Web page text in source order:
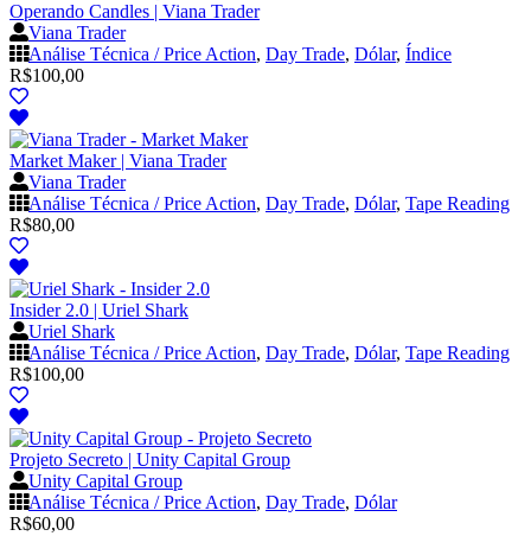
Operando Candles | Viana Trader
Viana Trader
Análise Técnica / Price Action, Day Trade, Dólar, Índice
R$100,00
Market Maker | Viana Trader
Viana Trader
Análise Técnica / Price Action, Day Trade, Dólar, Tape Reading
R$80,00
Insider 2.0 | Uriel Shark
Uriel Shark
Análise Técnica / Price Action, Day Trade, Dólar, Tape Reading
R$100,00
Projeto Secreto | Unity Capital Group
Unity Capital Group
Análise Técnica / Price Action, Day Trade, Dólar
R$60,00